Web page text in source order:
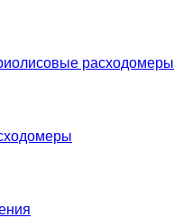
расходомеры